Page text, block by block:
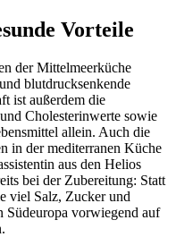
Vorteile
der Mittelmeerküche
blutdrucksenkende
ist außerdem die
Cholesterinwerte sowie
allein. Auch die
in der mediterranen Küche
aus den Helios
bei der Zubereitung: Statt
viel Salz, Zucker und
Südeuropa vorwiegend auf